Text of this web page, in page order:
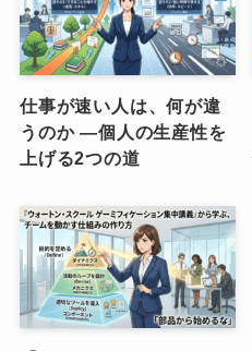
仕事が速い人は、何が違
うのか ―個人の生産性を
上げる2つの道